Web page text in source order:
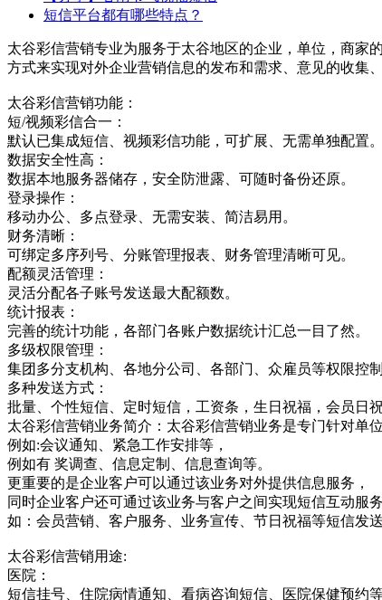
短信平台都有哪些特点？
太谷彩信营销专业为服务于太谷地区的企业，单位，商家
方式来实现对外企业营销信息的发布和需求、意见的收集
太谷彩信营销功能：
短/视频彩信合一：
默认已集成短信、视频彩信功能，可扩展、无需单独配置。
数据安全性高：
数据本地服务器储存，安全防泄露、可随时备份还原。
登录操作：
移动办公、多点登录、无需安装、简洁易用。
财务清晰：
可绑定多序列号、分账管理报表、财务管理清晰可见。
配额灵活管理：
灵活分配各子账号发送最大配额数。
统计报表：
完善的统计功能，各部门各账户数据统计汇总一目了然。
多级权限管理：
集团多分支机构、各地分公司、各部门、众雇员等权限控制
多种发送方式：
批量、个性短信、定时短信，工资条，生日祝福，会员日
太谷彩信营销业务简介：太谷彩信营销业务是专门针对单
例如:会议通知、紧急工作安排等，
例如有 奖调查、信息定制、信息查询等。
更重要的是企业客户可以通过该业务对外提供信息服务，
同时企业客户还可通过该业务与客户之间实现短信互动服务
如：会员营销、客户服务、业务宣传、节日祝福等短信发送
太谷彩信营销用途:
医院：
短信挂号、住院病情通知、看病咨询短信、医院保健预约等